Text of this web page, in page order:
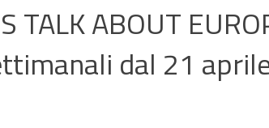
TALK ABOUT
dal 21